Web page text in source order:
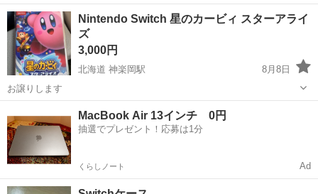
ってます。 なお、マリオカートは付属してません。 保護フィルム、カ
バーセットなのでお得ですよ♪
千葉 習志野市 ポータブルゲーム
Nintendo Switch 星のカービィ スターアライ
ズ
3,000円
北海道 神楽岡駅
8月8日
お譲りします
ポータブルゲーム
MacBook Air 13インチ 0円
抽選でプレゼント！応募は1分
くらしノート Ad